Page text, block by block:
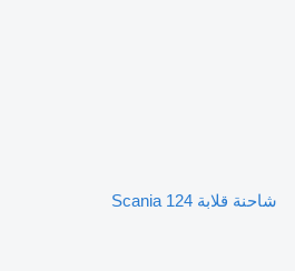
شاحنة قلابة Scania 124